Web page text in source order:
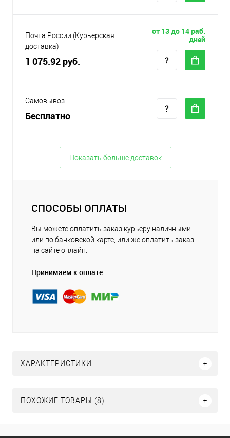
Почта России (Курьерская
доставка)
1 075.92 руб.
от 13 до 14 раб.
дней
Самовывоз
Бесплатно
Показать больше доставок
СПОСОБЫ ОПЛАТЫ
Вы можете оплатить заказ курьеру наличными
или по банковской карте, или же оплатить заказ
на сайте онлайн.
Принимаем к оплате
ХАРАКТЕРИСТИКИ
ПОХОЖИЕ ТОВАРЫ (8)